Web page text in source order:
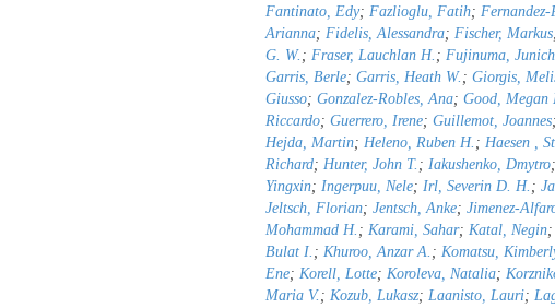
Fantinato, Edy; Fazlioglu, Fatih;
Arianna; Fidelis, Alessandra; Fischer, Markus
G. W. ; Fraser, Lauchlan H. ; Fujinuma,
Garris, Berle; Garris, Heath W. ; Giorgis,
Giusso; Gonzalez-Robles, Ana; Good, Megan
Riccardo; Guerrero, Irene; Guillemot, Joannes;
Hejda, Martin; Heleno, Ruben H. ; Haesen ,
Richard; Hunter, John T. ; Iakushenko, Dmytro;
Yingxin; Ingerpuu, Nele; Irl, Severin D. H. ;
Jeltsch, Florian; Jentsch, Anke; Jimenez-
Mohammad H. ; Karami, Sahar; Katal, Negin;
Bulat I. ; Khuroo, Anzar A. ; Komatsu,
Ene; Korell, Lotte; Koroleva, Natalia;
Maria V.; Kozub, Lukasz; Laanisto, Lauri;